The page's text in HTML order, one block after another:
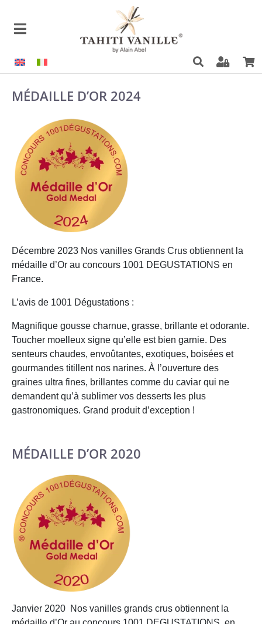
MÉDAILLE D’OR 2024
Décembre 2023 Nos vanilles Grands Crus obtiennent la
médaille d’Or au concours 1001 DEGUSTATIONS en
France.
L’avis de 1001 Dégustations :
Magnifique gousse charnue, grasse, brillante et odorante.
Toucher moelleux signe qu’elle est bien garnie. Des
senteurs chaudes, envoûtantes, exotiques, boisées et
gourmandes titillent nos narines. À l’ouverture des
graines ultra fines, brillantes comme du caviar qui ne
demandent qu’à sublimer vos desserts les plus
gastronomiques. Grand produit d’exception !
MÉDAILLE D’OR 2020
Janvier 2020 Nos vanilles grands crus obtiennent la